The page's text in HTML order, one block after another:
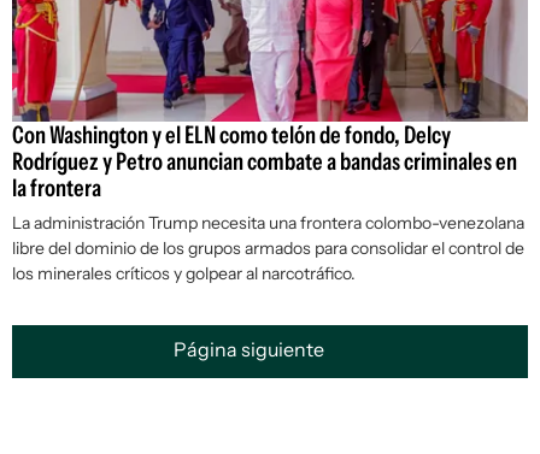
Con Washington y el ELN como telón de fondo, Delcy
Rodríguez y Petro anuncian combate a bandas criminales en
la frontera
La administración Trump necesita una frontera colombo-venezolana
libre del dominio de los grupos armados para consolidar el control de
los minerales críticos y golpear al narcotráfico.
Página siguiente